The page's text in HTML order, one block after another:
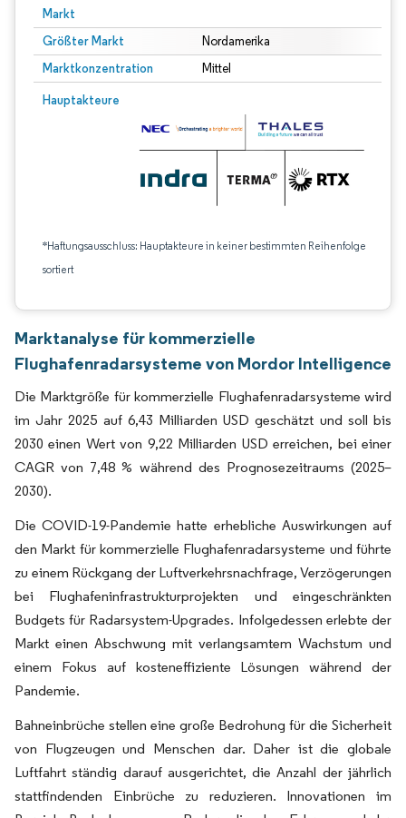
Markt
Größter Markt Nordamerika
Marktkonzentration Mittel
Hauptakteure
*Haftungsausschluss: Hauptakteure in keiner bestimmten Reihenfolge
sortiert
Marktanalyse für kommerzielle
Flughafenradarsysteme von Mordor Intelligence
Die Marktgröße für kommerzielle Flughafenradarsysteme wird
im Jahr 2025 auf 6,43 Milliarden USD geschätzt und soll bis
2030 einen Wert von 9,22 Milliarden USD erreichen, bei einer
CAGR von 7,48 % während des Prognosezeitraums (2025–
2030).
Die COVID-19-Pandemie hatte erhebliche Auswirkungen auf
den Markt für kommerzielle Flughafenradarsysteme und führte
zu einem Rückgang der Luftverkehrsnachfrage, Verzögerungen
bei Flughafeninfrastrukturprojekten und eingeschränkten
Budgets für Radarsystem-Upgrades. Infolgedessen erlebte der
Markt einen Abschwung mit verlangsamtem Wachstum und
einem Fokus auf kosteneffiziente Lösungen während der
Pandemie.
Bahneinbrüche stellen eine große Bedrohung für die Sicherheit
von Flugzeugen und Menschen dar. Daher ist die globale
Luftfahrt ständig darauf ausgerichtet, die Anzahl der jährlich
stattfindenden Einbrüche zu reduzieren. Innovationen im